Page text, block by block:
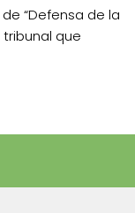
“Defensa de la
que